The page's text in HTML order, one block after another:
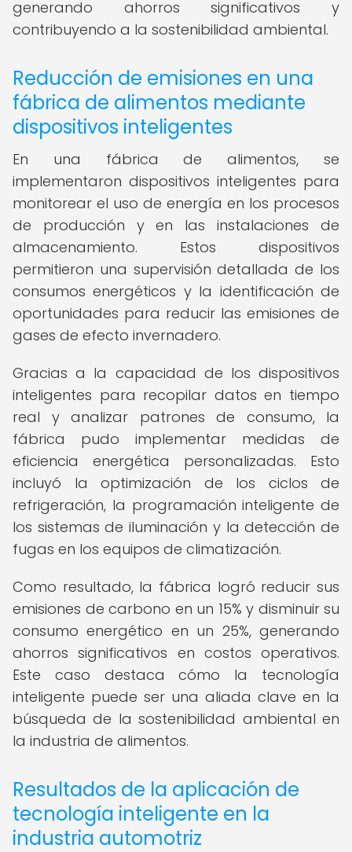
generando ahorros significativos y
contribuyendo a la sostenibilidad ambiental.
Reducción de emisiones en una
fábrica de alimentos mediante
dispositivos inteligentes
En una fábrica de alimentos, se
implementaron dispositivos inteligentes para
monitorear el uso de energía en los procesos
de producción y en las instalaciones de
almacenamiento. Estos dispositivos
permitieron una supervisión detallada de los
consumos energéticos y la identificación de
oportunidades para reducir las emisiones de
gases de efecto invernadero.
Gracias a la capacidad de los dispositivos
inteligentes para recopilar datos en tiempo
real y analizar patrones de consumo, la
fábrica pudo implementar medidas de
eficiencia energética personalizadas. Esto
incluyó la optimización de los ciclos de
refrigeración, la programación inteligente de
los sistemas de iluminación y la detección de
fugas en los equipos de climatización.
Como resultado, la fábrica logró reducir sus
emisiones de carbono en un 15% y disminuir su
consumo energético en un 25%, generando
ahorros significativos en costos operativos.
Este caso destaca cómo la tecnología
inteligente puede ser una aliada clave en la
búsqueda de la sostenibilidad ambiental en
la industria de alimentos.
Resultados de la aplicación de
tecnología inteligente en la
industria automotriz